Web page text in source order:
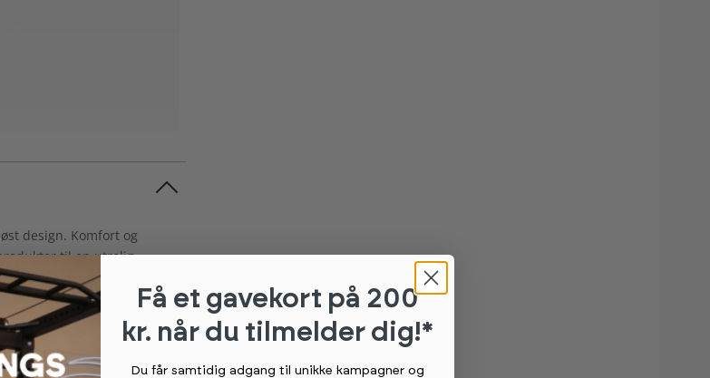
design. Komfort og
til en utrolig
den er i vinklen, desto
Få et gavekort på 200
kr. når du tilmelder dig!*
Du får samtidig adgang til unikke kampagner og